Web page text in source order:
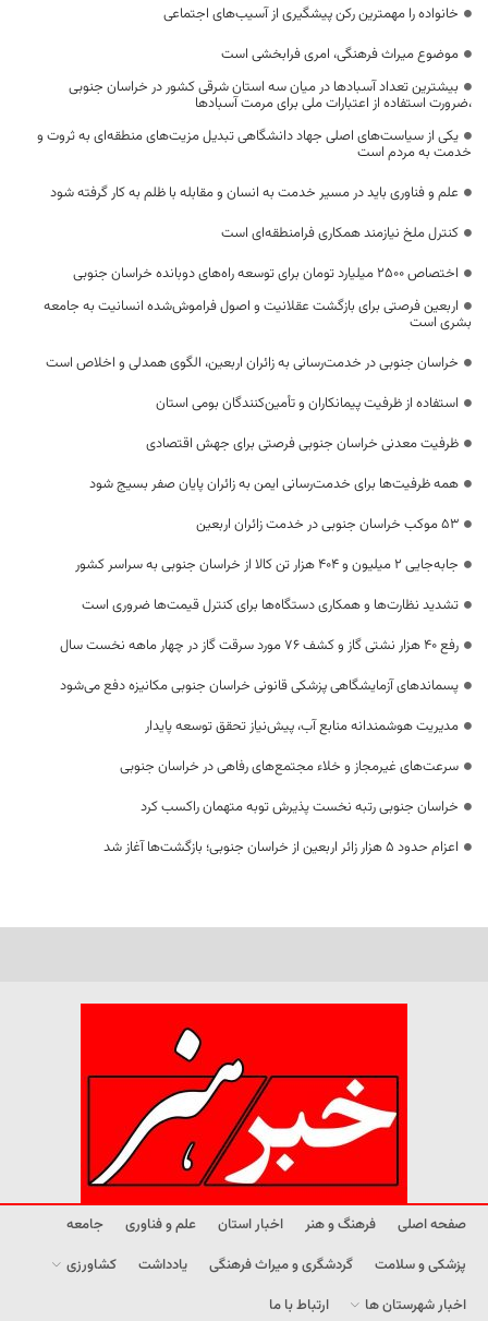
خانواده را مهمترین رکن پیشگیری از آسیب‌های اجتماعی
موضوع میراث فرهنگی، امری فرابخشی است
بیشترین تعداد آسبادها در میان سه استان شرقی کشور در خراسان جنوبی
،ضرورت استفاده از اعتبارات ملی برای مرمت آسبادها
یکی از سیاست‌های اصلی جهاد دانشگاهی تبدیل مزیت‌های منطقه‌ای به ثروت و
خدمت به مردم است
علم و فناوری باید در مسیر خدمت به انسان و مقابله با ظلم به کار گرفته شود
کنترل ملخ نیازمند همکاری فرامنطقه‌ای است
اختصاص 2500 میلیارد تومان برای توسعه راه‌های دوبانده خراسان جنوبی
اربعین فرصتی برای بازگشت عقلانیت و اصول فراموش‌شده انسانیت به جامعه
بشری است
خراسان جنوبی در خدمت‌رسانی به زائران اربعین، الگوی همدلی و اخلاص است
استفاده از ظرفیت پیمانکاران و تأمین‌کنندگان بومی استان
ظرفیت معدنی خراسان جنوبی فرصتی برای جهش اقتصادی
همه ظرفیت‌ها برای خدمت‌رسانی ایمن به زائران پایان صفر بسیج شود
53 موکب خراسان جنوبی در خدمت زائران اربعین
جابه‌جایی 2 میلیون و 404 هزار تن کالا از خراسان جنوبی به سراسر کشور
تشدید نظارت‌ها و همکاری دستگاه‌ها برای کنترل قیمت‌ها ضروری است
رفع 40 هزار نشتی گاز و کشف 76 مورد سرقت گاز در چهار ماهه نخست سال
پسماندهای آزمایشگاهی پزشکی قانونی خراسان جنوبی مکانیزه دفع می‌شود
مدیریت هوشمندانه منابع آب، پیش‌نیاز تحقق توسعه پایدار
سرعت‌های غیرمجاز و خلاء مجتمع‌های رفاهی در خراسان جنوبی
خراسان جنوبی رتبه نخست پذیرش توبه متهمان راکسب کرد
اعزام حدود 5 هزار زائر اربعین از خراسان جنوبی؛ بازگشت‌ها آغاز شد
صفحه اصلی فرهنگ و هنر اخبار استان علم و فناوری
جامعه
پزشکی و سلامت
گردشگری و میراث فرهنگی یادداشت
کشاورزی
اخبار شهرستان ها
ارتباط با ما